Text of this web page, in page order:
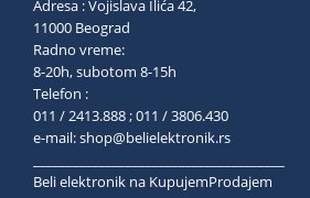
Adresa : Vojislava Ilića 42,
11000 Beograd
Radno vreme:
8-20h, subotom 8-15h
Telefon :
011 / 2413.888 ; 011 / 3806.430
e-mail:shop@belielektronik.rs
Beli elektronik na KupujemProdajem